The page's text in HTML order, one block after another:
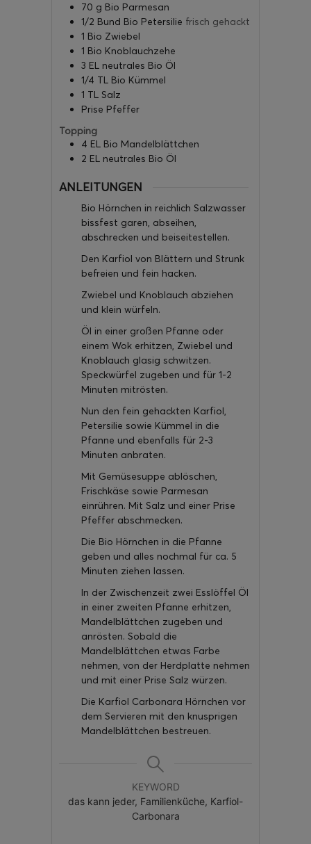
70 g Bio Parmesan
1/2 Bund Bio Petersilie frisch gehackt
1 Bio Zwiebel
1 Bio Knoblauchzehe
3 EL neutrales Bio Öl
1/4 TL Bio Kümmel
1 TL Salz
Prise Pfeffer
Topping
4 EL Bio Mandelblättchen
2 EL neutrales Bio Öl
ANLEITUNGEN
Bio Hörnchen in reichlich Salzwasser
bissfest garen, abseihen,
abschrecken und beiseitestellen.
Den Karfiol von Blättern und Strunk
befreien und fein hacken.
Zwiebel und Knoblauch abziehen
und klein würfeln.
Öl in einer großen Pfanne oder
einem Wok erhitzen, Zwiebel und
Knoblauch glasig schwitzen.
Speckwürfel zugeben und für 1-2
Minuten mitrösten.
Nun den fein gehackten Karfiol,
Petersilie sowie Kümmel in die
Pfanne und ebenfalls für 2-3
Minuten anbraten.
Mit Gemüsesuppe ablöschen,
Frischkäse sowie Parmesan
einrühren. Mit Salz und einer Prise
Pfeffer abschmecken.
Die Bio Hörnchen in die Pfanne
geben und alles nochmal für ca. 5
Minuten ziehen lassen.
In der Zwischenzeit zwei Esslöffel Öl
in einer zweiten Pfanne erhitzen,
Mandelblättchen zugeben und
anrösten. Sobald die
Mandelblättchen etwas Farbe
nehmen, von der Herdplatte nehmen
und mit einer Prise Salz würzen.
Die Karfiol Carbonara Hörnchen vor
dem Servieren mit den knusprigen
Mandelblättchen bestreuen.
KEYWORD
das kann jeder, Familienküche, Karfiol-
Carbonara